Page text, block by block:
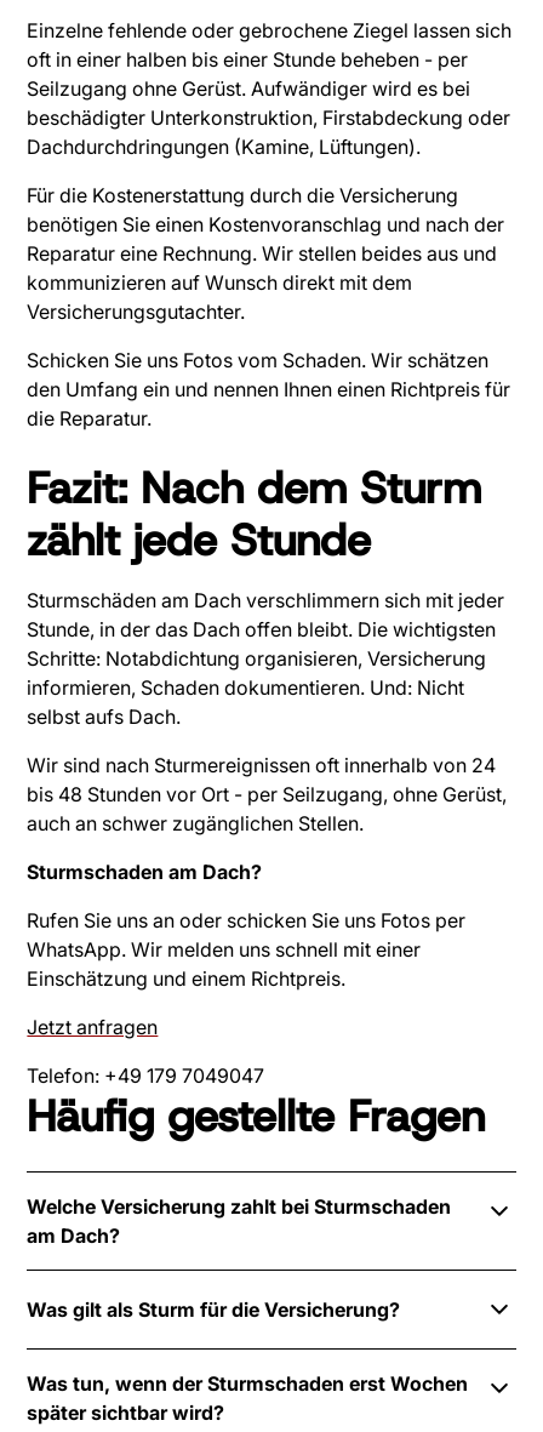
Einzelne fehlende oder gebrochene Ziegel lassen sich
oft in einer halben bis einer Stunde beheben - per
Seilzugang ohne Gerüst. Aufwändiger wird es bei
beschädigter Unterkonstruktion, Firstabdeckung oder
Dachdurchdringungen (Kamine, Lüftungen).
Für die Kostenerstattung durch die Versicherung
benötigen Sie einen Kostenvoranschlag und nach der
Reparatur eine Rechnung. Wir stellen beides aus und
kommunizieren auf Wunsch direkt mit dem
Versicherungsgutachter.
Schicken Sie uns Fotos vom Schaden. Wir schätzen
den Umfang ein und nennen Ihnen einen Richtpreis für
die Reparatur.
Fazit: Nach dem Sturm
zählt jede Stunde
Sturmschäden am Dach verschlimmern sich mit jeder
Stunde, in der das Dach offen bleibt. Die wichtigsten
Schritte: Notabdichtung organisieren, Versicherung
informieren, Schaden dokumentieren. Und: Nicht
selbst aufs Dach.
Wir sind nach Sturmereignissen oft innerhalb von 24
bis 48 Stunden vor Ort - per Seilzugang, ohne Gerüst,
auch an schwer zugänglichen Stellen.
Sturmschaden am Dach?
Rufen Sie uns an oder schicken Sie uns Fotos per
WhatsApp. Wir melden uns schnell mit einer
Einschätzung und einem Richtpreis.
Jetzt anfragen
Telefon: +49 179 7049047
Häufig gestellte Fragen
Welche Versicherung zahlt bei Sturmschaden
am Dach?
Sturmschäden am Dach - vorausgesetzt, es handelt
(Beaufort). Die Hausratversicherung zahlt für
beschädigte Einrichtungsgegenstände, nicht für das
Was gilt als Sturm für die Versicherung?
Windstärke 8 (Beaufort, ab ca. 62 km/h) als
versicherten Sturm an. Die Versicherung prüft dies
Was tun, wenn der Sturmschaden erst Wochen
später sichtbar wird?